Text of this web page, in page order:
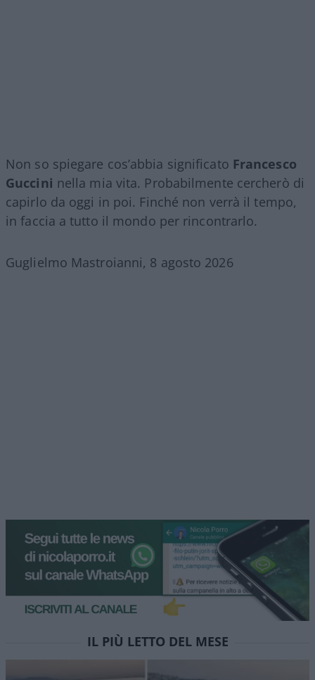
Non so spiegare cos’abbia significato Francesco
Guccini nella mia vita. Probabilmente cercherò di
capirlo da oggi in poi. Finché non verrà il tempo,
in faccia a tutto il mondo per rincontrarlo.
Guglielmo Mastroianni, 8 agosto 2026
IL PIÙ LETTO DEL MESE